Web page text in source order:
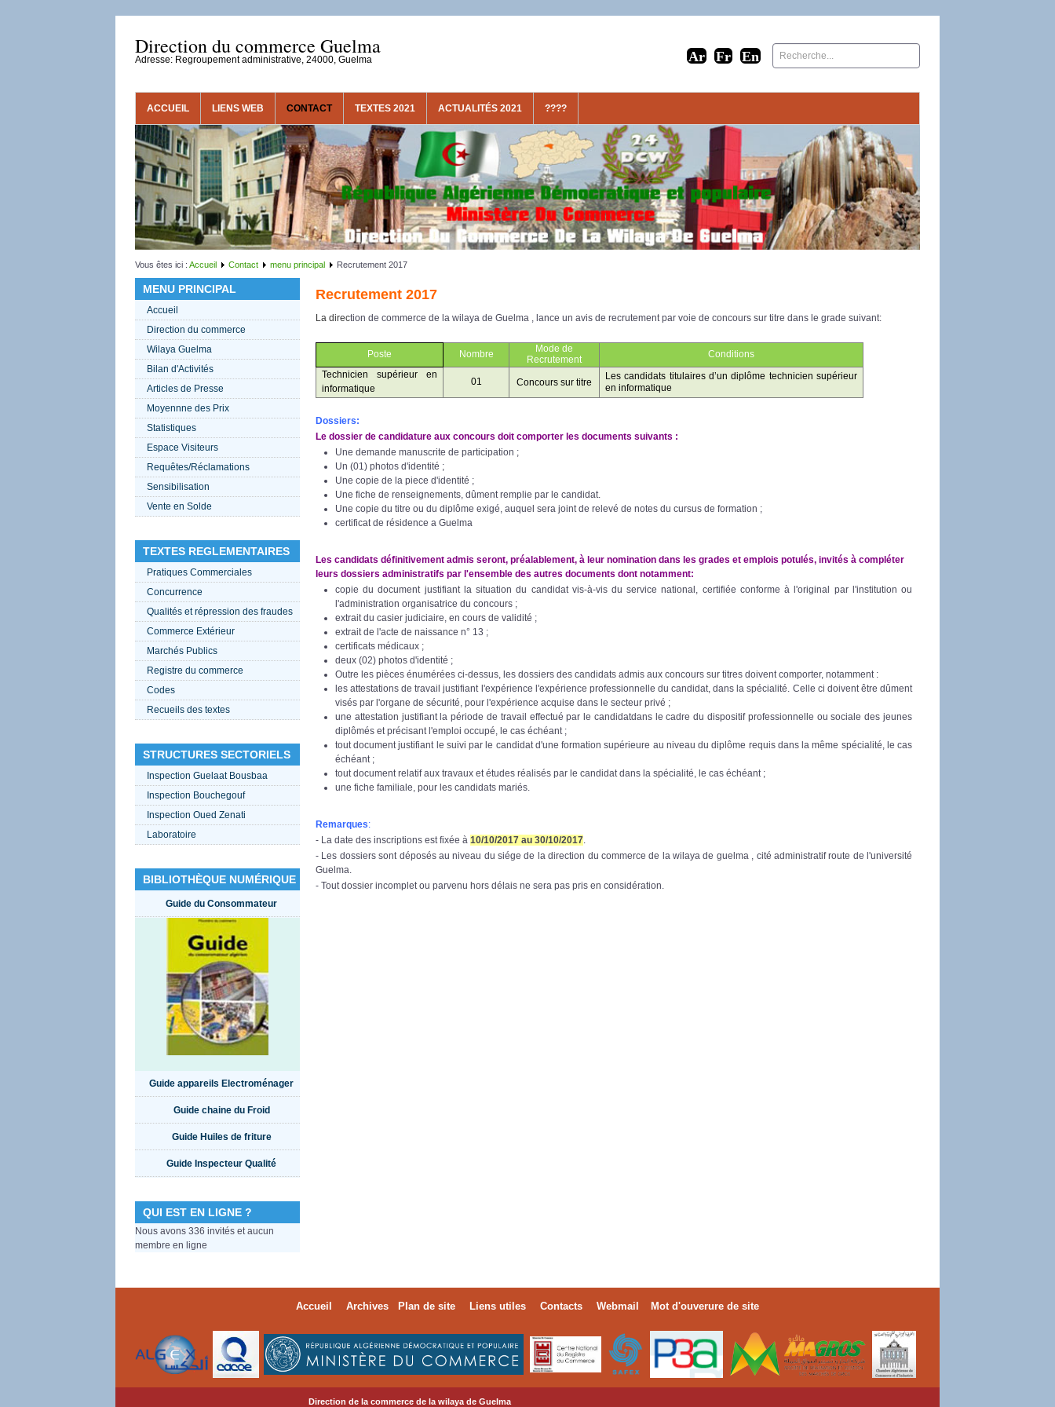
Direction du commerce Guelma
Adresse: Regroupement administrative, 24000, Guelma
ACCUEIL LIENS WEB CONTACT TEXTES 2021 ACTUALITÉS 2021 ????
Vous êtes ici : Accueil Contact menu principal Recrutement 2017
MENU PRINCIPAL
Accueil
Direction du commerce
Wilaya Guelma
Bilan d'Activités
Articles de Presse
Moyennne des Prix
Statistiques
Espace Visiteurs
Requêtes/Réclamations
Sensibilisation
Vente en Solde
TEXTES REGLEMENTAIRES
Pratiques Commerciales
Concurrence
Qualités et répression des fraudes
Commerce Extérieur
Marchés Publics
Registre du commerce
Codes
Recueils des textes
STRUCTURES SECTORIELS
Inspection Guelaat Bousbaa
Inspection Bouchegouf
Inspection Oued Zenati
Laboratoire
BIBLIOTHÈQUE NUMÉRIQUE
Guide du Consommateur
Guide appareils Electroménager
Guide chaine du Froid
Guide Huiles de friture
Guide Inspecteur Qualité
QUI EST EN LIGNE ?
Nous avons 336 invités et aucun
membre en ligne
Recrutement 2017
La direction de commerce de la wilaya de Guelma , lance un avis de recrutement par voie de concours sur titre dans le grade suivant:
Poste Nombre
Mode de
Recrutement
Conditions
Technicien supérieur en
informatique
01 Concours sur titre
Les candidats titulaires d’un diplôme technicien supérieur
en informatique
Dossiers:
Le dossier de candidature aux concours doit comporter les documents suivants :
Une demande manuscrite de participation ;
Un (01) photos d'identité ;
Une copie de la piece d'identité ;
Une fiche de renseignements, dûment remplie par le candidat.
Une copie du titre ou du diplôme exigé, auquel sera joint de relevé de notes du cursus de formation ;
certificat de résidence a Guelma
Les candidats définitivement admis seront, préalablement, à leur nomination dans les grades et emplois potulés, invités à compléter
leurs dossiers administratifs par l'ensemble des autres documents dont notamment:
copie du document justifiant la situation du candidat vis-à-vis du service national, certifiée conforme à l'original par l'institution ou
l'administration organisatrice du concours ;
extrait du casier judiciaire, en cours de validité ;
extrait de l'acte de naissance n° 13 ;
certificats médicaux ;
deux (02) photos d'identité ;
Outre les pièces énumérées ci-dessus, les dossiers des candidats admis aux concours sur titres doivent comporter, notamment :
les attestations de travail justifiant l'expérience l'expérience professionnelle du candidat, dans la spécialité. Celle ci doivent être dûment
visés par l'organe de sécurité, pour l'expérience acquise dans le secteur privé ;
une attestation justifiant la période de travail effectué par le candidatdans le cadre du dispositif professionnelle ou sociale des jeunes
diplômés et précisant l'emploi occupé, le cas échéant ;
tout document justifiant le suivi par le candidat d'une formation supérieure au niveau du diplôme requis dans la même spécialité, le cas
échéant ;
tout document relatif aux travaux et études réalisés par le candidat dans la spécialité, le cas échéant ;
une fiche familiale, pour les candidats mariés.
Remarques:
- La date des inscriptions est fixée à 10/10/2017 au 30/10/2017
- Les dossiers sont déposés au niveau du siége de la direction du commerce de la wilaya de guelma , cité administratif route de l'université
Guelma.
- Tout dossier incomplet ou parvenu hors délais ne sera pas pris en considération.
Accueil Archives Plan de site Liens utiles Contacts Webmail Mot d'ouverure de site
Direction de la commerce de la wilaya de Guelma